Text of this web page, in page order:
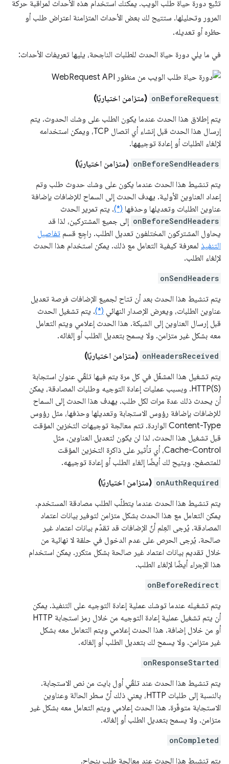
تتّبع دورة حياة طلب الويب. يمكنك استخدام هذه الأحداث لمراقبة حركة
المرور وتحليلها. ستتيح لك بعض الأحداث المتزامنة اعتراض طلب أو
حظره أو تعديله.
في ما يلي دورة حياة الحدث للطلبات الناجحة، يليها تعريفات الأحداث:
onBeforeRequest (متزامن اختياريًا)
يتم إطلاق هذا الحدث عندما يكون الطلب على وشك الحدوث. يتم
إرسال هذا الحدث قبل إنشاء أي اتصال TCP، ويمكن استخدامه
لإلغاء الطلبات أو إعادة توجيهها.
onBeforeSendHeaders (متزامن اختياريًا)
يتم تنشيط هذا الحدث عندما يكون على وشك حدوث طلب وتم
إعداد العناوين الأولية. يهدف الحدث إلى السماح للإضافات بإضافة
عناوين الطلبات وتعديلها وحذفها (*). يتم تمرير الحدث
onBeforeSendHeaders إلى جميع المشتركين، لذا قد
يحاول المشتركون المختلفون تعديل الطلب. راجِع قسم تفاصيل
التنفيذ لمعرفة كيفية التعامل مع ذلك. يمكن استخدام هذا الحدث
لإلغاء الطلب.
onSendHeaders
يتم تنشيط هذا الحدث بعد أن تتاح لجميع الإضافات فرصة تعديل
عناوين الطلبات، ويعرض الإصدار النهائي (*). يتم تشغيل الحدث
قبل إرسال العناوين إلى الشبكة. هذا الحدث إعلامي ويتم التعامل
معه بشكل غير متزامن. ولا يسمح بتعديل الطلب أو إلغائه.
onHeadersReceived (متزامن اختياريًا)
يتم تشغيل هذا المشغّل في كل مرة يتم فيها تلقّي عنوان استجابة
HTTP(S). وبسبب عمليات إعادة التوجيه وطلبات المصادقة، يمكن
أن يحدث ذلك عدة مرات لكل طلب. يهدف هذا الحدث إلى السماح
للإضافات بإضافة رؤوس الاستجابة وتعديلها وحذفها، مثل رؤوس
Content-Type الواردة. تتم معالجة توجيهات التخزين المؤقت
قبل تشغيل هذا الحدث، لذا لن يكون لتعديل العناوين، مثل
Cache-Control، أي تأثير على ذاكرة التخزين المؤقت
للمتصفح. ويتيح لك أيضًا إلغاء الطلب أو إعادة توجيهه.
onAuthRequired (متزامن اختياريًا)
يتم تنشيط هذا الحدث عندما يتطلّب الطلب مصادقة المستخدم.
يمكن التعامل مع هذا الحدث بشكل متزامن لتوفير بيانات اعتماد
المصادقة. يُرجى العِلم أنّ الإضافات قد تقدّم بيانات اعتماد غير
صالحة. يُرجى الحرص على عدم الدخول في حلقة لا نهائية من
خلال تقديم بيانات اعتماد غير صالحة بشكل متكرر. يمكن استخدام
هذا الإجراء أيضًا لإلغاء الطلب.
onBeforeRedirect
يتم تشغيله عندما توشك عملية إعادة التوجيه على التنفيذ. يمكن
أن يتم تشغيل عملية إعادة التوجيه من خلال رمز استجابة HTTP
أو من خلال إضافة. هذا الحدث إعلامي ويتم التعامل معه بشكل
غير متزامن. ولا يسمح لك بتعديل الطلب أو إلغائه.
onResponseStarted
يتم تنشيط هذا الحدث عند تلقّي أول بايت من نص الاستجابة.
بالنسبة إلى طلبات HTTP، يعني ذلك أنّ سطر الحالة وعناوين
الاستجابة متوفّرة. هذا الحدث إعلامي ويتم التعامل معه بشكل غير
متزامن. ولا يسمح بتعديل الطلب أو إلغائه.
onCompleted
يتم تنشيط هذا الحدث عند معالجة طلب بنجاح.